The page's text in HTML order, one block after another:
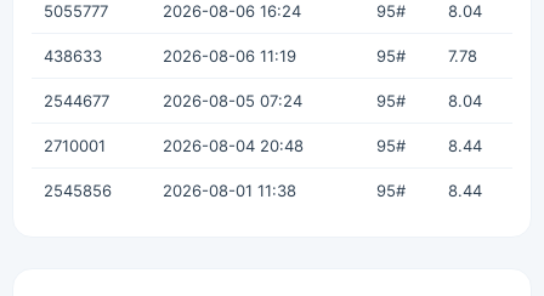
5055777 2026-08-06 16:24 95# 8.04
438633 2026-08-06 11:19 95# 7.78
2544677 2026-08-05 07:24 95# 8.04
2710001 2026-08-04 20:48 95# 8.44
2545856 2026-08-01 11:38 95# 8.44